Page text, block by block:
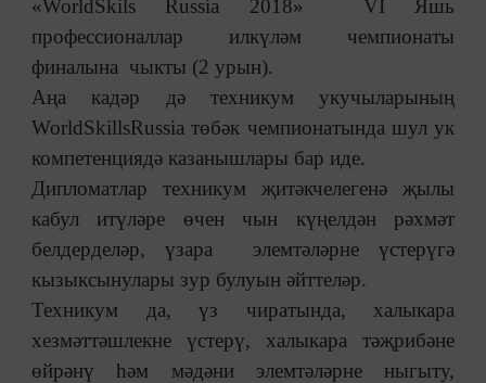
«WorldSkils Russia 2018» VI Яшь
профессионаллар илкүләм чемпионаты
финалына чыкты (2 урын).
Аңа кадәр дә техникум укучыларының
WorldSkillsRussia төбәк чемпионатында шул ук
компетенциядә казанышлары бар иде.
Дипломатлар техникум җитәкчелегенә җылы
кабул итүләре өчен чын күңелдән рәхмәт
белдерделәр, үзара элемтәләрне үстерүгә
кызыксынулары зур булуын әйттеләр.
Техникум да, үз чиратында, халыкара
хезмәттәшлекне үстерү, халыкара тәҗрибәне
өйрәнү һәм мәдәни элемтәләрне ныгыту,